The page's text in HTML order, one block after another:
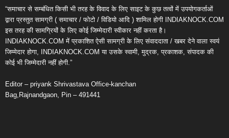
“समाचार से सम्बंधित किसी भी तरह के विवाद के लिए साइट के कुछ तत्वों में उपयोगकर्ताओं
द्वारा प्रस्तुत सामग्री ( समाचार / फोटो / विडियो आदि ) शामिल होगी INDIAKNOCK.COM
इस तरह की सामग्रियों के लिए कोई जिम्मेदारी स्वीकार नहीं करता है।
INDIAKNOCK.COM में प्रकाशित ऐसी सामग्री के लिए संवाददाता / खबर देने वाला स्वयं
जिम्मेदार होगा, INDIAKNOCK.COM या उसके स्वामी, मुद्रक, प्रकाशक, संपादक की
कोई भी जिम्मेदारी नहीं होगी.”
Editor – priyank Shrivastava Office-kanchan
Bag,Rajnandgaon, Pin – 491441